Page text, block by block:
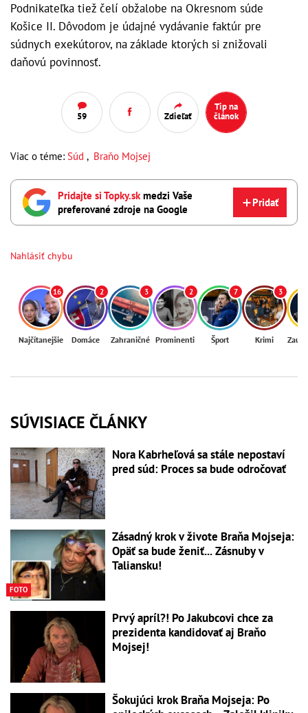
Podnikateľka tiež čelí obžalobe na Okresnom súde
Košice II. Dôvodom je údajné vydávanie faktúr pre
súdnych exekútorov, na základe ktorých si znižovali
daňovú povinnosť.
59 Zdieľať
Tip na
článok
Viac o téme: Súd , Braňo Mojsej
Pridajte si Topky.skmedzi Vaše
preferované zdroje na Google
Pridať
Nahlásiť chybu
16
Najčítanejšie
2
Domáce
3
Zahraničné
2
Prominenti
7
Šport
3
Krimi
SÚVISIACE ČLÁNKY
Nora Kabrheľová sa stále nepostaví
pred súd: Proces sa bude odročovať
FOTO
Zásadný krok v živote Braňa Mojseja:
Opäť sa bude ženiť... Zásnuby v
Taliansku!
Prvý apríl?! Po Jakubcovi chce za
prezidenta kandidovať aj Braňo
Mojsej!
Šokujúci krok Braňa Mojseja: Po